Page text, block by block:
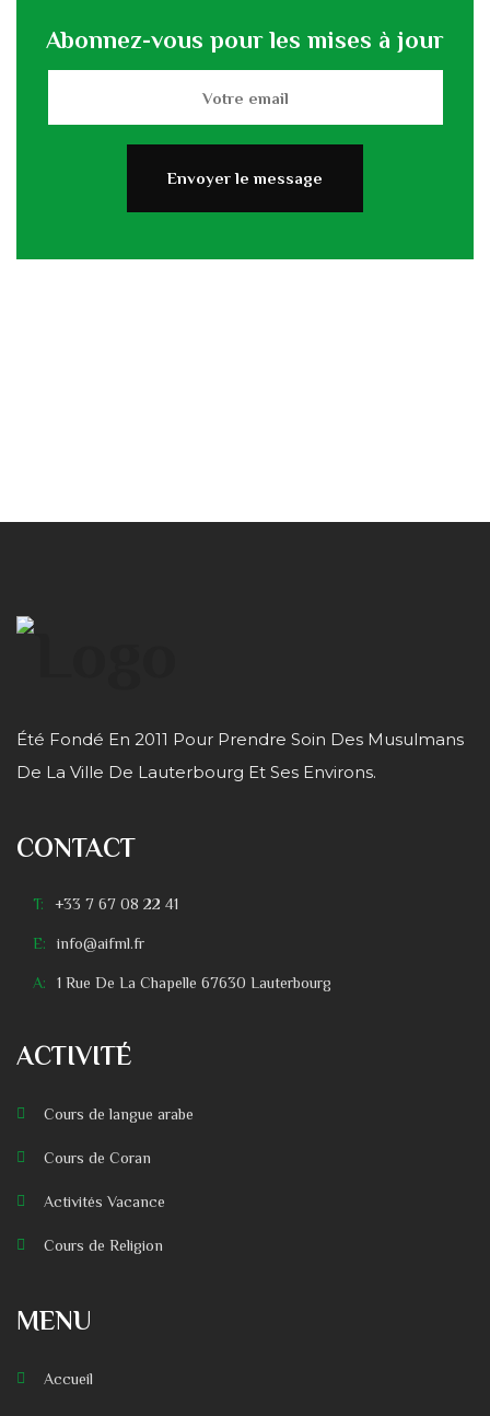
Abonnez-vous pour les mises à jour
Été Fondé En 2011 Pour Prendre Soin Des Musulmans
De La Ville De Lauterbourg Et Ses Environs.
CONTACT
T: +33 7 67 08 22 41
E: info@aifml.fr
A: 1 Rue De La Chapelle 67630 Lauterbourg
ACTIVITÉ
Cours de langue arabe
Cours de Coran
Activités Vacance
Cours de Religion
MENU
Accueil